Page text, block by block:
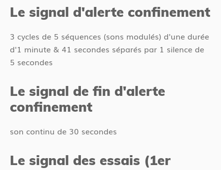
Le signal d'alerte confinement
3 cycles de 5 séquences (sons modulés) d'une durée
d'1 minute & 41 secondes séparés par 1 silence de
5 secondes
Le signal de fin d'alerte
confinement
son continu de 30 secondes
Le signal des essais (1er